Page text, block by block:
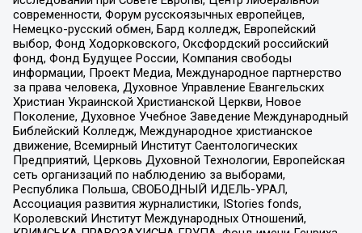
современности, Форум русскоязычных европейцев,
Немецко-русский обмен, Бард колледж, Европейский
выбор, Фонд Ходорковского, Оксфордский российский
фонд, Фонд Будущее России, Компания свободы
информации, Проект Медиа, Международное партнерство
за права человека, Духовное Управление Евангельских
Христиан Украинской Христианской Церкви, Новое
Поколение, Духовное Учебное Заведение Международный
Библейский Колледж, Международное христианское
движение, Всемирный Институт Саентологических
Предприятий, Церковь Духовной Технологии, Европейская
сеть организаций по наблюдению за выборами,
Республика Польша, СВОБОДНЫЙ ИДЕЛЬ-УРАЛ,
Ассоциация развития журналистики, IStories fonds,
Королевский Институт Международных Отношений,